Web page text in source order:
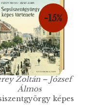
-15%
Zoltán – József
Álmos
képes